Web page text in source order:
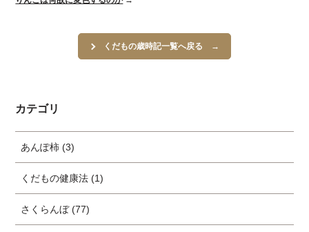
くだもの歳時記一覧へ戻る
カテゴリ
あんぽ柿 (3)
くだもの健康法 (1)
さくらんぼ (77)